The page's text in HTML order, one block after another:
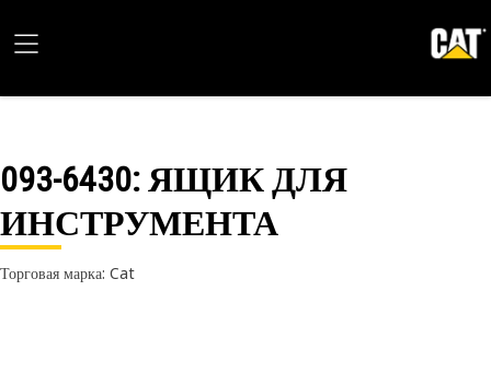
093-6430: ЯЩИК ДЛЯ
ИНСТРУМЕНТА
Торговая марка: Cat